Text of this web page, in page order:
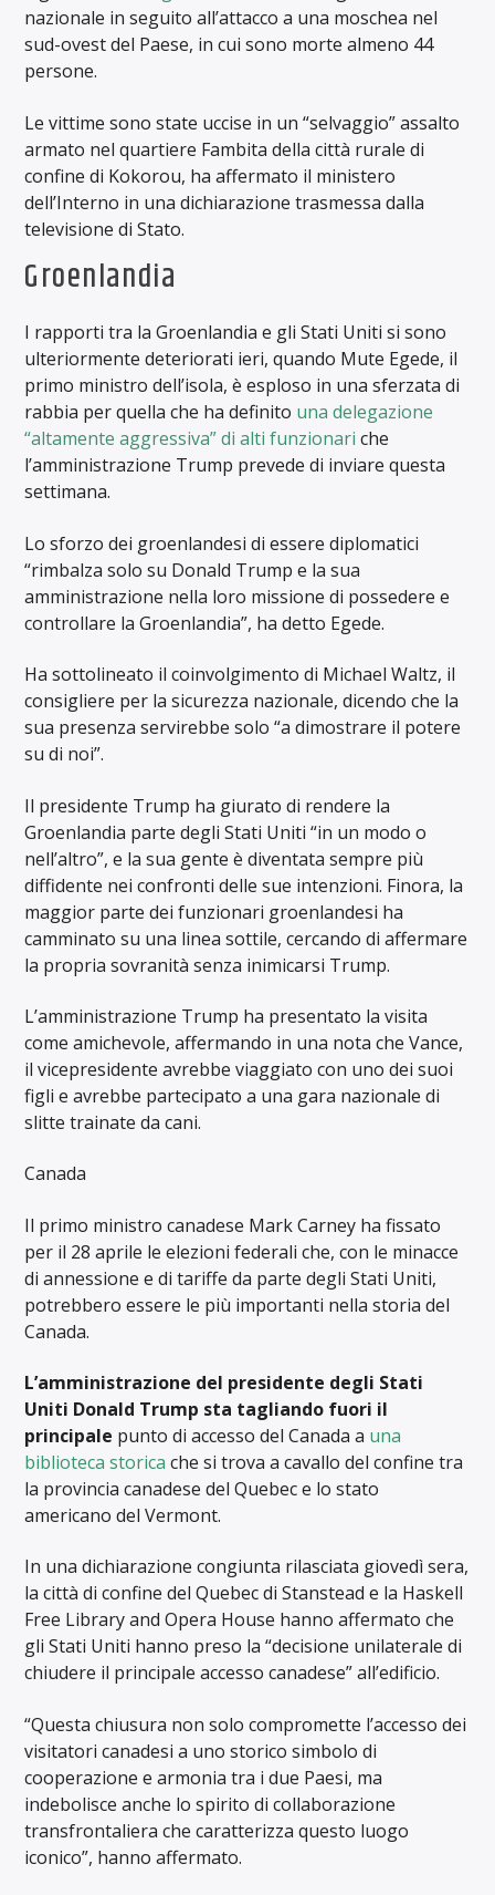
nazionale in seguito all’attacco a una moschea nel
sud-ovest del Paese, in cui sono morte almeno 44
persone.
Le vittime sono state uccise in un “selvaggio” assalto
armato nel quartiere Fambita della città rurale di
confine di Kokorou, ha affermato il ministero
dell’Interno in una dichiarazione trasmessa dalla
televisione di Stato.
Groenlandia
I rapporti tra la Groenlandia e gli Stati Uniti si sono
ulteriormente deteriorati ieri, quando Mute Egede, il
primo ministro dell’isola, è esploso in una sferzata di
rabbia per quella che ha definito una delegazione
“altamente aggressiva” di alti funzionariche
l’amministrazione Trump prevede di inviare questa
settimana.
Lo sforzo dei groenlandesi di essere diplomatici
“rimbalza solo su Donald Trump e la sua
amministrazione nella loro missione di possedere e
controllare la Groenlandia”, ha detto Egede.
Ha sottolineato il coinvolgimento di Michael Waltz, il
consigliere per la sicurezza nazionale, dicendo che la
sua presenza servirebbe solo “a dimostrare il potere
su di noi”.
Il presidente Trump ha giurato di rendere la
Groenlandia parte degli Stati Uniti “in un modo o
nell’altro”, e la sua gente è diventata sempre più
diffidente nei confronti delle sue intenzioni. Finora, la
maggior parte dei funzionari groenlandesi ha
camminato su una linea sottile, cercando di affermare
la propria sovranità senza inimicarsi Trump.
L’amministrazione Trump ha presentato la visita
come amichevole, affermando in una nota che Vance,
il vicepresidente avrebbe viaggiato con uno dei suoi
figli e avrebbe partecipato a una gara nazionale di
slitte trainate da cani.
Canada
Il primo ministro canadese Mark Carney ha fissato
per il 28 aprile le elezioni federali che, con le minacce
di annessione e di tariffe da parte degli Stati Uniti,
potrebbero essere le più importanti nella storia del
Canada.
L’amministrazione del presidente degli Stati
Uniti Donald Trump sta tagliando fuori il
principale punto di accesso del Canada a una
biblioteca storica che si trova a cavallo del confine tra
la provincia canadese del Quebec e lo stato
americano del Vermont.
In una dichiarazione congiunta rilasciata giovedì sera,
la città di confine del Quebec di Stanstead e la Haskell
Free Library and Opera House hanno affermato che
gli Stati Uniti hanno preso la “decisione unilaterale di
chiudere il principale accesso canadese” all’edificio.
“Questa chiusura non solo compromette l’accesso dei
visitatori canadesi a uno storico simbolo di
cooperazione e armonia tra i due Paesi, ma
indebolisce anche lo spirito di collaborazione
transfrontaliera che caratterizza questo luogo
iconico”, hanno affermato.